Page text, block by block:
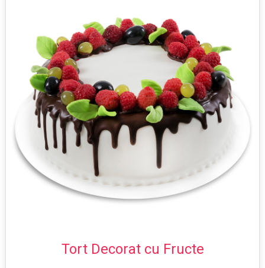
Tort Decorat cu Fructe